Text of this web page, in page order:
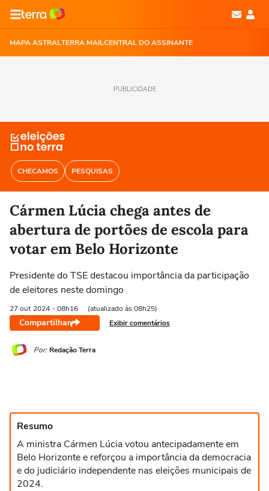
MAPA ASTRALTERRA MAILCENTRAL DO ASSINANTE
PUBLICIDADE
CHECAMOS PESQUISAS
Cármen Lúcia chega antes de
abertura de portões de escola para
votar em Belo Horizonte
Presidente do TSE destacou importância da participação
de eleitores neste domingo
27 out 2024 - 08h16 (atualizado às 08h25)
Compartilhar Exibir comentários
Por: Redação Terra
Resumo
A ministra Cármen Lúcia votou antecipadamente em
Belo Horizonte e reforçou a importância da democracia
e do judiciário independente nas eleições municipais de
2024.